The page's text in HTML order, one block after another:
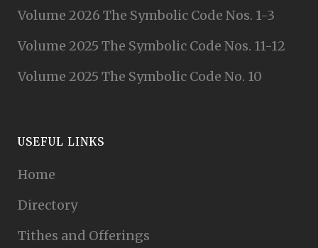
Volume 2026 The Symbolic Code Nos. 1-3
Volume 2025 The Symbolic Code Nos. 11-12
Volume 2025 The Symbolic Code No. 10
USEFUL LINKS
Home
Directory
Tithes and Offerings